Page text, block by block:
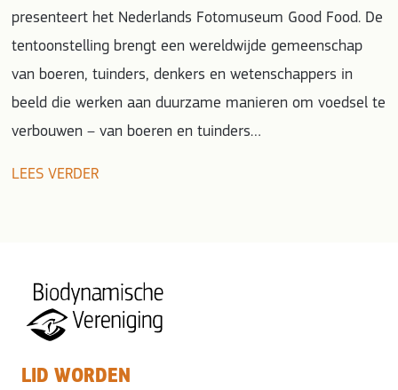
presenteert het Nederlands Fotomuseum Good Food. De
tentoonstelling brengt een wereldwijde gemeenschap
van boeren, tuinders, denkers en wetenschappers in
beeld die werken aan duurzame manieren om voedsel te
verbouwen – van boeren en tuinders…
LEES VERDER
LID WORDEN